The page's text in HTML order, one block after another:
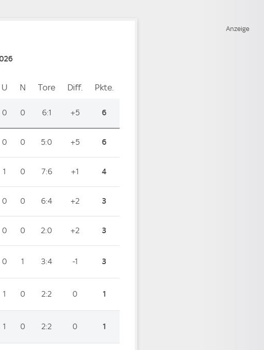
U Unentschieden
N Niederlagen
Tore ToreDiff. Differenz
Pkte.
0 0 6:1 +5 6
0 0 5:0 +5 6
1 0 7:6 +1 4
0 0 6:4 +2 3
0 0 2:0 +2 3
0 1 3:4 -1 3
1 0 2:2 0 1
1 0 2:2 0 1